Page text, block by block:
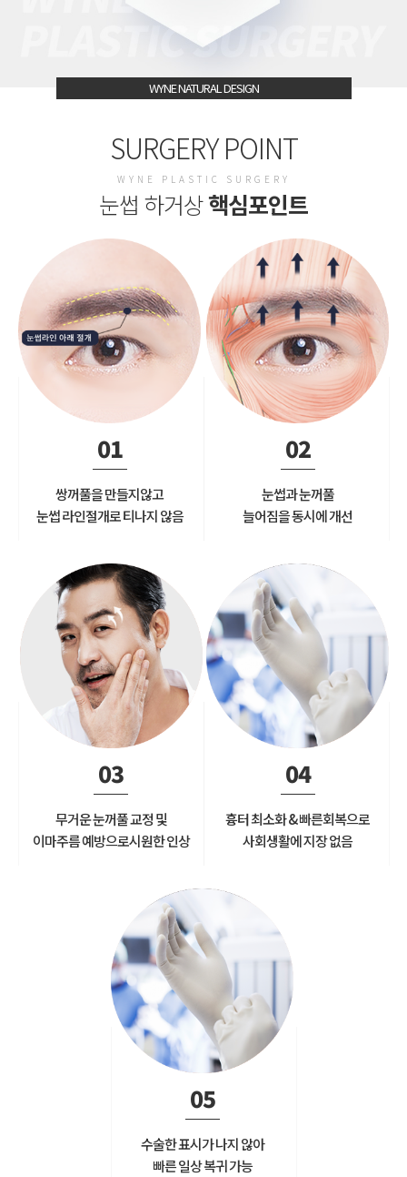
WYNE NATURAL DESIGN
SURGERY POINT
WYNE PLASTIC SURGERY
눈썹 하거상핵심포인트
01
쌍꺼풀을 만들지않고
눈썹 라인절개로 티나지 않음
02
눈썹과 눈꺼풀
늘어짐을 동시에 개선
03
무거운 눈꺼풀 교정 및
이마주름 예방으로시원한 인상
04
흉터 최소화 & 빠른회복으로
사회생활에 지장 없음
05
수술한 표시가 나지 않아
빠른 일상 복귀 가능